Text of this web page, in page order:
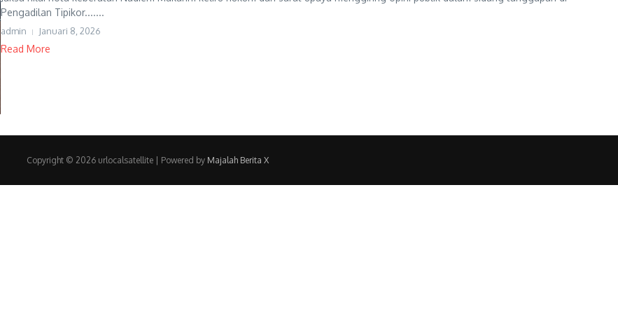
Pengadilan Tipikor.......
admin Januari 8, 2026
Read More
Copyright © 2026 urlocalsatellite | Powered by Majalah Berita X